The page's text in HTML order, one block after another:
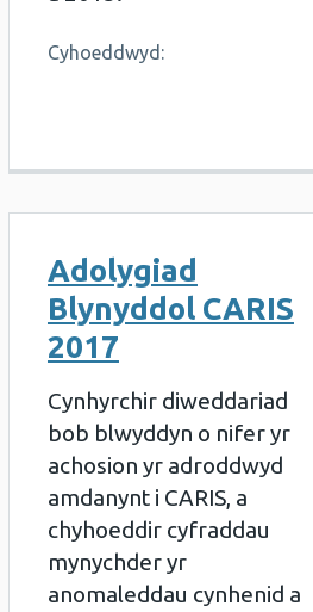
Cyhoeddwyd:
Adolygiad
Blynyddol CARIS
2017
Cynhyrchir diweddariad
bob blwyddyn o nifer yr
achosion yr adroddwyd
amdanynt i CARIS, a
chyhoeddir cyfraddau
mynychder yr
anomaleddau cynhenid a